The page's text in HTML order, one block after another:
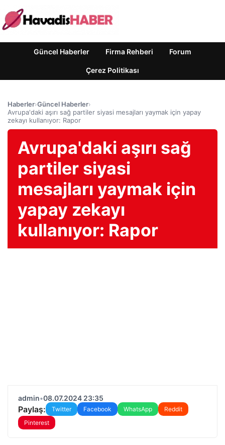
Güncel Haberler Firma Rehberi Forum
Çerez Politikası
Haberler›Güncel Haberler›
Avrupa'daki aşırı sağ partiler siyasi mesajları yaymak için yapay
zekayı kullanıyor: Rapor
Avrupa'daki aşırı sağ
partiler siyasi
mesajları yaymak için
yapay zekayı
kullanıyor: Rapor
admin•08.07.2024 23:35
Paylaş: Twitter Facebook WhatsApp
Reddit
Pinterest